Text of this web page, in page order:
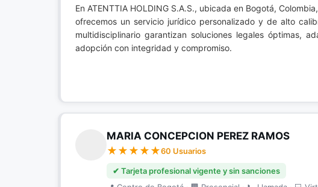
En ATENTTIA HOLDING S.A.S., ubicada en Bogotá,
ofrecemos un servicio jurídico personalizado y de alto
multidisciplinario garantizan soluciones legales óptimas,
adopción con integridad y compromiso.
MARIA CONCEPCION PEREZ RAMOS
60 Usuarios
✔ Tarjeta profesional vigente y sin sanciones